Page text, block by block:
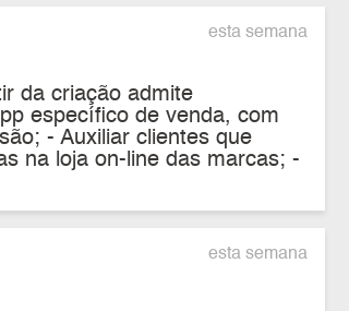
esta semana
da criação admite
específico de venda, com
- Auxiliar clientes que
na loja on-line das marcas; -
esta semana